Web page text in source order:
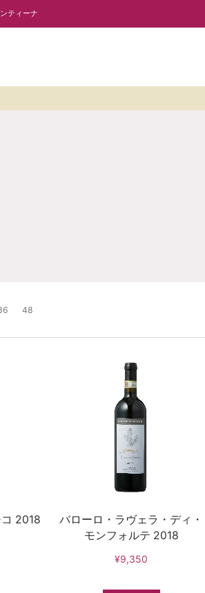
ティーナ
48
2018
バローロ・ラヴェラ・ディ・
モンフォルテ 2018
¥9,350